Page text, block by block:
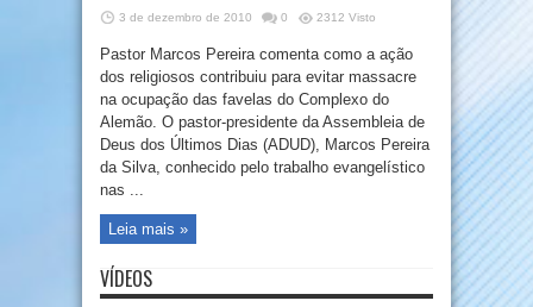
3 de dezembro de 2010 0 2312 Visto
Pastor Marcos Pereira comenta como a ação
dos religiosos contribuiu para evitar massacre
na ocupação das favelas do Complexo do
Alemão. O pastor-presidente da Assembleia de
Deus dos Últimos Dias (ADUD), Marcos Pereira
da Silva, conhecido pelo trabalho evangelístico
nas ...
Leia mais »
VÍDEOS